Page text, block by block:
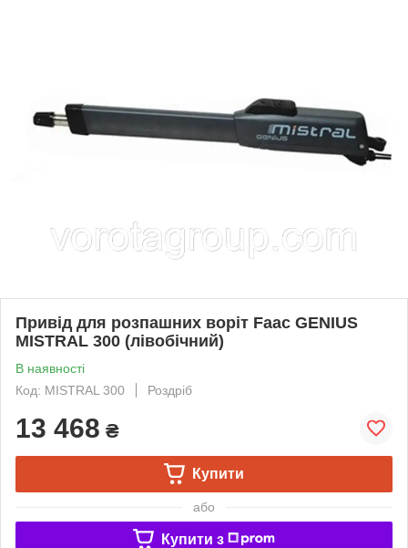
Привід для розпашних воріт Faac GENIUS
MISTRAL 300 (лівобічний)
В наявності
Код: MISTRAL 300
Роздріб
13 468 ₴
Купити
або
Купити з